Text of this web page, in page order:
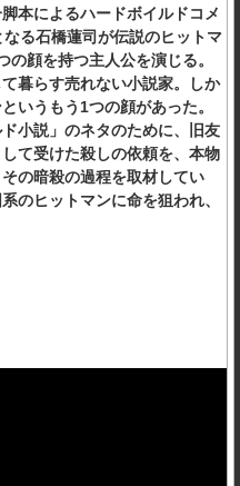
本によるハードボイルドコメ
る石橋蓮司が伝説のヒットマ
の顔を持つ主人公を演じる。
暮らす売れない小説家。しか
いうもう1つの顔があった。
小説」のネタのために、旧友
て受けた殺しの依頼を、本物
の暗殺の過程を取材してい
のヒットマンに命を狙われ、